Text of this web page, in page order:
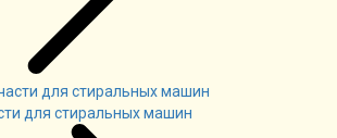
для стиральных машин